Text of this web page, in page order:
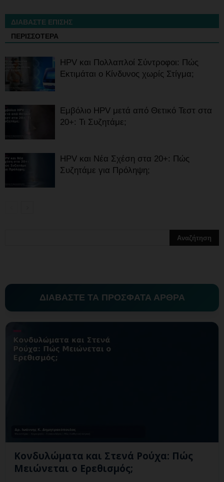
ΔΙΑΒΑΣΤΕ ΕΠΙΣΗΣ
ΠΕΡΙΣΣΟΤΕΡΑ
HPV και Πολλαπλοί Σύντροφοι: Πώς
Εκτιμάται ο Κίνδυνος χωρίς Στίγμα;
Εμβόλιο HPV μετά από Θετικό Τεστ στα
20+: Τι Συζητάμε;
HPV και Νέα Σχέση στα 20+: Πώς
Συζητάμε για Πρόληψη;
ΔΙΑΒΑΣΤΕ ΤΑ ΠΡΟΣΦΑΤΑ ΑΡΘΡΑ
Κονδυλώματα και Στενά Ρούχα: Πώς
Μειώνεται ο Ερεθισμός;